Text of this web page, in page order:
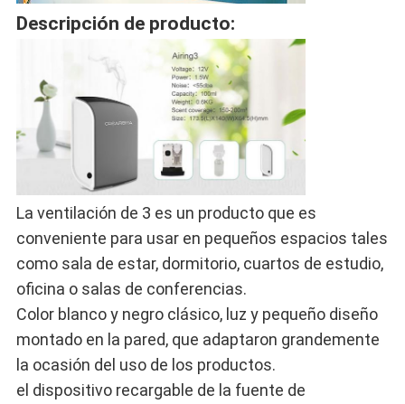
Descripción de producto:
La ventilación de 3 es un producto que es
conveniente para usar en pequeños espacios tales
como sala de estar, dormitorio, cuartos de estudio,
oficina o salas de conferencias.
Color blanco y negro clásico, luz y pequeño diseño
montado en la pared, que adaptaron grandemente
la ocasión del uso de los productos.
el dispositivo recargable de la fuente de